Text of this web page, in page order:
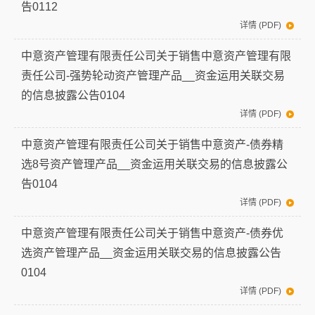
告0112
详情 (PDF)
中意资产管理有限责任公司关于销售中意资产管理有限
责任公司-强势轮动资产管理产品__资金运用关联交易
的信息披露公告0104
详情 (PDF)
中意资产管理有限责任公司关于销售中意资产-债券精
选8号资产管理产品__资金运用关联交易的信息披露公
告0104
详情 (PDF)
中意资产管理有限责任公司关于销售中意资产-债券优
选资产管理产品__资金运用关联交易的信息披露公告
0104
详情 (PDF)